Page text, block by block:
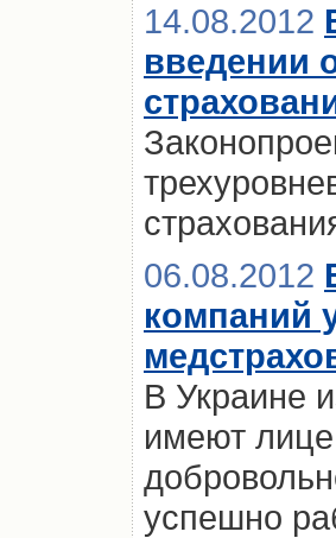
14.08.2012
введении
06.08.2012
компаний
В Украине
имеют
успешно